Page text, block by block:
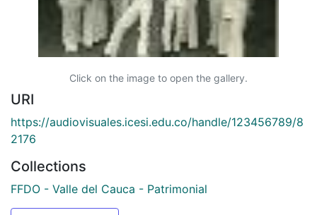
Click on the image to open the gallery.
URI
https://audiovisuales.icesi.edu.co/handle/123456789/8
2176
Collections
FFDO - Valle del Cauca - Patrimonial